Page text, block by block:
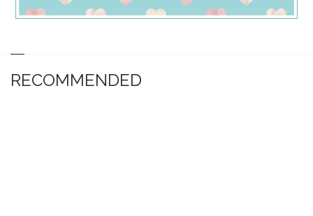
RECOMMENDED